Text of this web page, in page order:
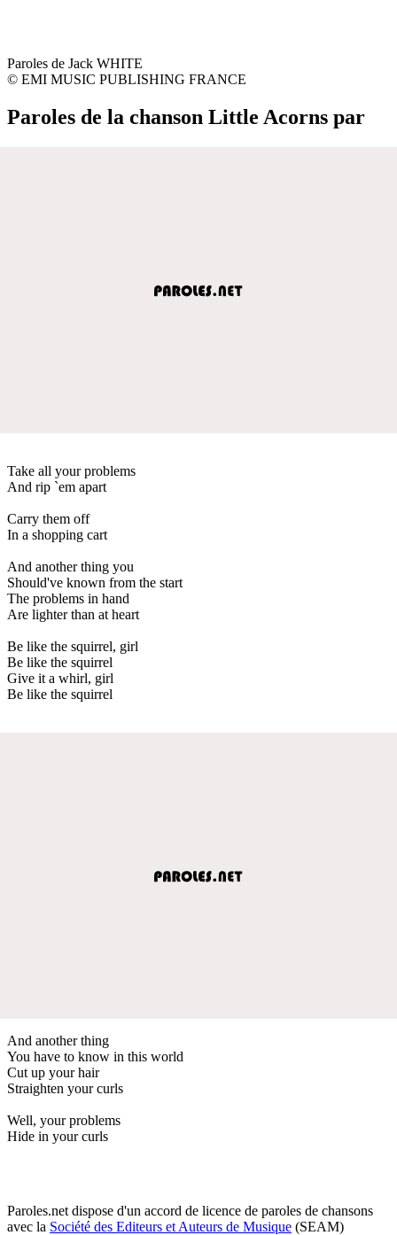
Paroles de Jack WHITE
© EMI MUSIC PUBLISHING FRANCE
Paroles de la chanson Little Acorns par
Take all your problems
And rip `em apart
Carry them off
In a shopping cart
And another thing you
Should've known from the start
The problems in hand
Are lighter than at heart
Be like the squirrel, girl
Be like the squirrel
Give it a whirl, girl
Be like the squirrel
And another thing
You have to know in this world
Cut up your hair
Straighten your curls
Well, your problems
Hide in your curls
Paroles.net dispose d'un accord de licence de paroles de chansons
avec la Société des Editeurs et Auteurs de Musique (SEAM)